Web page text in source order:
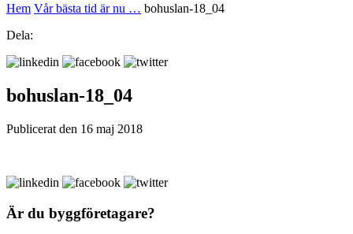
Hem Vår bästa tid är nu … bohuslan-18_04
Dela:
bohuslan-18_04
Publicerat den 16 maj 2018
Är du byggföretagare?